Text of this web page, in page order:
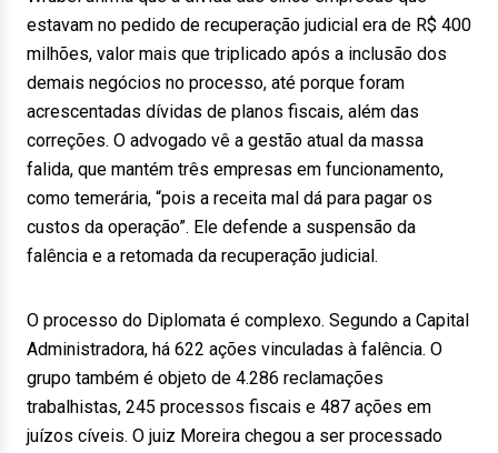
estavam no pedido de recuperação judicial era de R$ 400
milhões, valor mais que triplicado após a inclusão dos
demais negócios no processo, até porque foram
acrescentadas dívidas de planos fiscais, além das
correções. O advogado vê a gestão atual da massa
falida, que mantém três empresas em funcionamento,
como temerária, “pois a receita mal dá para pagar os
custos da operação”. Ele defende a suspensão da
falência e a retomada da recuperação judicial.
O processo do Diplomata é complexo. Segundo a Capital
Administradora, há 622 ações vinculadas à falência. O
grupo também é objeto de 4.286 reclamações
trabalhistas, 245 processos fiscais e 487 ações em
juízos cíveis. O juiz Moreira chegou a ser processado